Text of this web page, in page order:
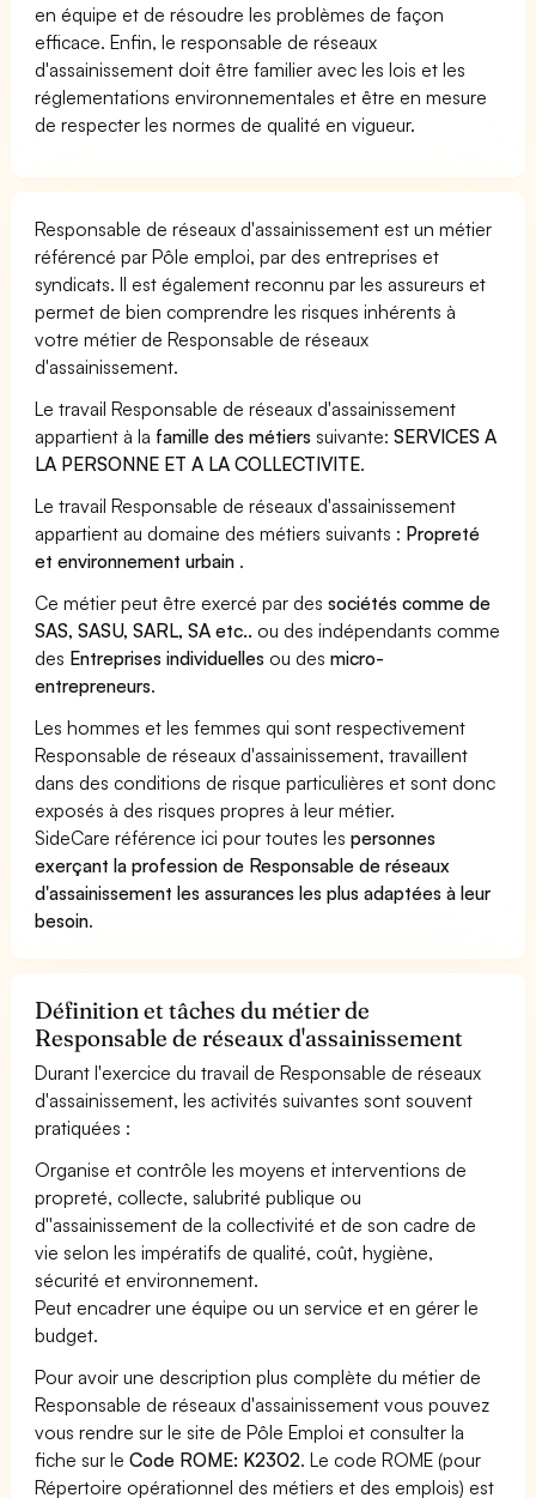
en équipe et de résoudre les problèmes de façon
efficace. Enfin, le responsable de réseaux
d'assainissement doit être familier avec les lois et les
réglementations environnementales et être en mesure
de respecter les normes de qualité en vigueur.
Responsable de réseaux d'assainissement est un métier
référencé par Pôle emploi, par des entreprises et
syndicats. Il est également reconnu par les assureurs et
permet de bien comprendre les risques inhérents à
votre métier de Responsable de réseaux
d'assainissement.
Le travail Responsable de réseaux d'assainissement
appartient à la famille des métiers suivante:SERVICES A
LA PERSONNE ET A LA COLLECTIVITE.
Le travail Responsable de réseaux d'assainissement
appartient au domaine des métiers suivants : Propreté
et environnement urbain .
Ce métier peut être exercé par dessociétés comme de
SAS, SASU, SARL, SA etc.. ou des indépendants comme
des Entreprises individuelles ou desmicro-
entrepreneurs.
Les hommes et les femmes qui sont respectivement
Responsable de réseaux d'assainissement, travaillent
dans des conditions de risque particulières et sont donc
exposés à des risques propres à leur métier.
SideCare référence ici pour toutes lespersonnes
exerçant la profession de Responsable de réseaux
d'assainissement les assurances les plus adaptées à leur
besoin.
Définition et tâches du métier de
Responsable de réseaux d'assainissement
Durant l'exercice du travail de Responsable de réseaux
d'assainissement, les activités suivantes sont souvent
pratiquées :
Organise et contrôle les moyens et interventions de
propreté, collecte, salubrité publique ou
d''assainissement de la collectivité et de son cadre de
vie selon les impératifs de qualité, coût, hygiène,
sécurité et environnement.
Peut encadrer une équipe ou un service et en gérer le
budget.
Pour avoir une description plus complète du métier de
Responsable de réseaux d'assainissement vous pouvez
vous rendre sur le site de Pôle Emploi et consulter la
fiche sur leCode ROME: K2302. Le code ROME (pour
Répertoire opérationnel des métiers et des emplois) est